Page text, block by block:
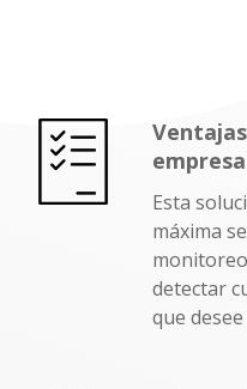
empresa
Esta
máxima
detectar
que